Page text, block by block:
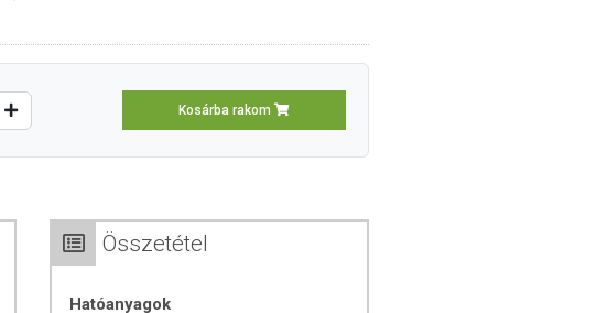
Kosárba rakom
Összetétel
Hatóanyagok